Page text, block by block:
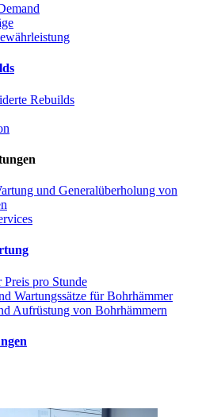
Rebuilds
und Generalüberholung von
Preis pro Stunde
Wartungssätze für Bohrhämmer
Aufrüstung von Bohrhämmern